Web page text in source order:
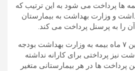
ها پرداخت می شود به این ترتیب که
و وزارت بهداشت به بیمارستان
را به پرسنل پرداخت می کند.
شریفی مقدم گفت: در این ۷ ماه بیمه به وزارت بهداشت بودجه
نیز پرداختی برای کارانه نداشته
ها در هر بیمارستانی متغیر